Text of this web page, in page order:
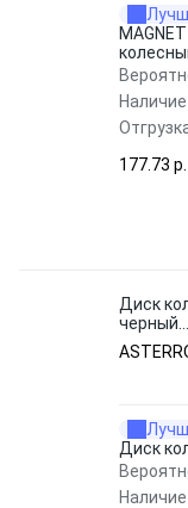
Наличие
177.73 p.
Диск
черный
Диск
Наличие